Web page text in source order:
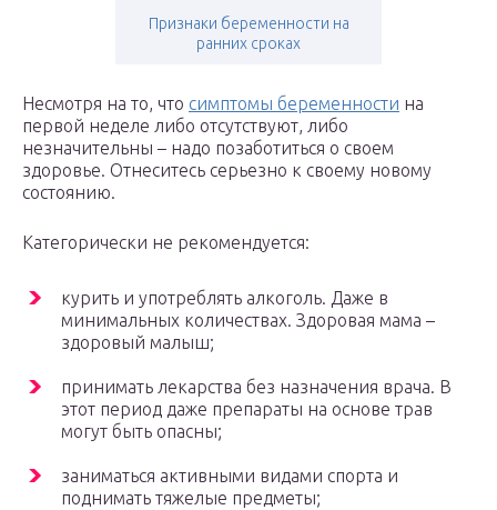
Признаки беременности на
ранних сроках
Несмотря на то, что симптомы беременности на
первой неделе либо отсутствуют, либо
незначительны – надо позаботиться о своем
здоровье. Отнеситесь серьезно к своему новому
состоянию.
Категорически не рекомендуется:
курить и употреблять алкоголь. Даже в
минимальных количествах. Здоровая мама –
здоровый малыш;
принимать лекарства без назначения врача. В
этот период даже препараты на основе трав
могут быть опасны;
заниматься активными видами спорта и
поднимать тяжелые предметы;